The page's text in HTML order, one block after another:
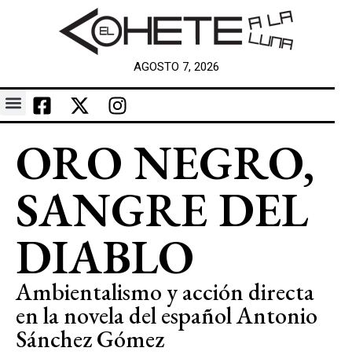
AGOSTO 7, 2026
ORO NEGRO,
SANGRE DEL
DIABLO
Ambientalismo y acción directa
en la novela del español Antonio
Sánchez Gómez